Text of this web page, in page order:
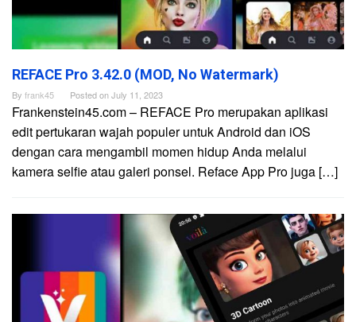
REFACE Pro 3.42.0 (MOD, No Watermark)
By frank45 Posted onJuly 11, 2023
Frankenstein45.com – REFACE Pro merupakan aplikasi
edit pertukaran wajah populer untuk Android dan iOS
dengan cara mengambil momen hidup Anda melalui
kamera selfie atau galeri ponsel. Reface App Pro juga […]